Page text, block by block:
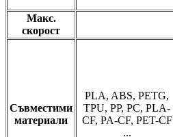
Макс.
скорост
Съвместими
материали
PLA, ABS, PETG,
TPU, PP, PC, PLA-
CF, PA-CF, PET-CF
...